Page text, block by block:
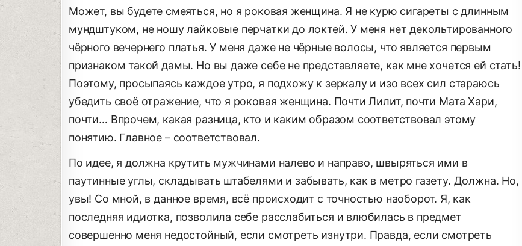
Может, вы будете смеяться, но я роковая женщина. Я не курю сигареты с длинным
мундштуком, не ношу лайковые перчатки до локтей. У меня нет декольтированного
чёрного вечернего платья. У меня даже не чёрные волосы, что является первым
признаком такой дамы. Но вы даже себе не представляете, как мне хочется ей стать!
Поэтому, просыпаясь каждое утро, я подхожу к зеркалу и изо всех сил стараюсь
убедить своё отражение, что я роковая женщина. Почти Лилит, почти Мата Хари,
почти… Впрочем, какая разница, кто и каким образом соответствовал этому
понятию. Главное – соответствовал.
По идее, я должна крутить мужчинами налево и направо, швыряться ими в
паутинные углы, складывать штабелями и забывать, как в метро газету. Должна. Но,
увы! Со мной, в данное время, всё происходит с точностью наоборот. Я, как
последняя идиотка, позволила себе расслабиться и влюбилась в предмет
совершенно меня недостойный, если смотреть изнутри. Правда, если смотреть